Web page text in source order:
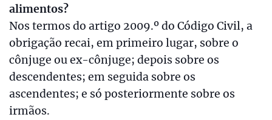
alimentos?
Nos termos do artigo 2009.º do Código Civil, a
obrigação recai, em primeiro lugar, sobre o
cônjuge ou ex-cônjuge; depois sobre os
descendentes; em seguida sobre os
ascendentes; e só posteriormente sobre os
irmãos.